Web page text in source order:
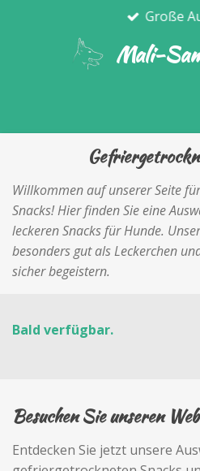
Mali-
Große
Willkommen auf unserer Seite
Snacks! Hier finden Sie eine
leckeren Snacks für Hunde.
besonders gut als Leckerchen
sicher begeistern.
Bald verfügbar.
Besuchen Sie unseren
Entdecken Sie jetzt unsere